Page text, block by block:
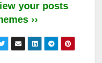
your posts
››